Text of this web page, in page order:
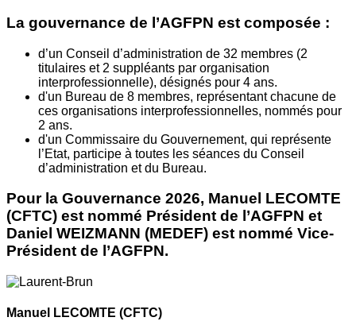
La gouvernance de l’AGFPN est composée :
d’un Conseil d’administration de 32 membres (2
titulaires et 2 suppléants par organisation
interprofessionnelle), désignés pour 4 ans.
d'un Bureau de 8 membres, représentant chacune de
ces organisations interprofessionnelles, nommés pour
2 ans.
d'un Commissaire du Gouvernement, qui représente
l’Etat, participe à toutes les séances du Conseil
d’administration et du Bureau.
Pour la Gouvernance 2026, Manuel LECOMTE
(CFTC) est nommé Président de l’AGFPN et
Daniel WEIZMANN (MEDEF) est nommé Vice-
Président de l’AGFPN.
Manuel LECOMTE (CFTC)